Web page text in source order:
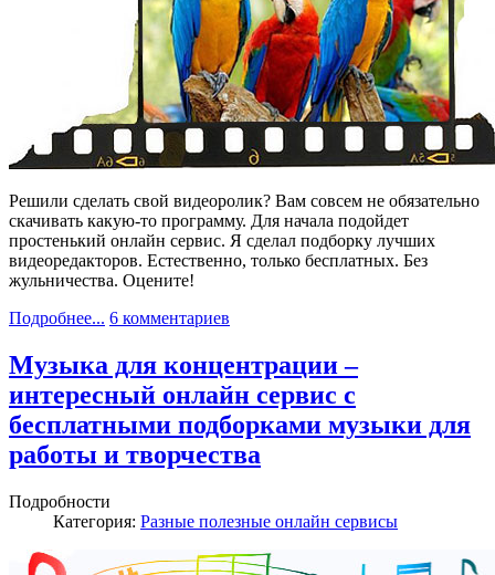
Решили сделать свой видеоролик? Вам совсем не обязательно
скачивать какую-то программу. Для начала подойдет
простенький онлайн сервис. Я сделал подборку лучших
видеоредакторов. Естественно, только бесплатных. Без
жульничества. Оцените!
Подробнее... 6 комментариев
Музыка для концентрации –
интересный онлайн сервис с
бесплатными подборками музыки для
работы и творчества
Подробности
Категория: Разные полезные онлайн сервисы